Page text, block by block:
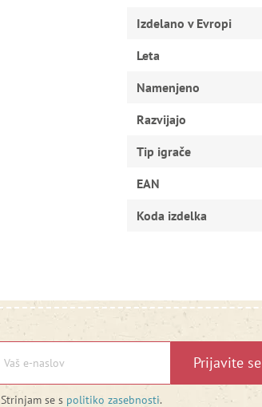
Izdelano v Evropi
Leta
Namenjeno
Razvijajo
Tip igrače
EAN
Koda izdelka
Prijavite se
Strinjam se s politiko zasebnosti.